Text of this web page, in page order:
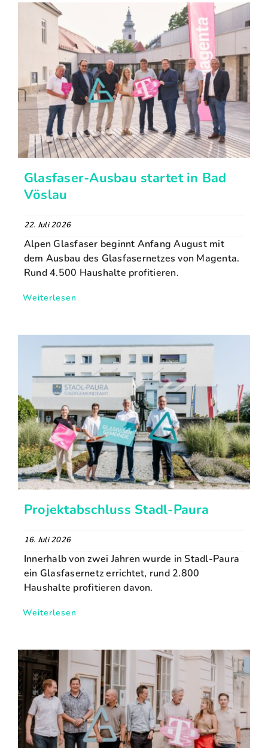
Glasfaser-Ausbau startet in Bad
Vöslau
22. Juli 2026
Alpen Glasfaser beginnt Anfang August mit
dem Ausbau des Glasfasernetzes von Magenta.
Rund 4.500 Haushalte profitieren.
Weiterlesen
Projektabschluss Stadl-Paura
16. Juli 2026
Innerhalb von zwei Jahren wurde in Stadl-Paura
ein Glasfasernetz errichtet, rund 2.800
Haushalte profitieren davon.
Weiterlesen